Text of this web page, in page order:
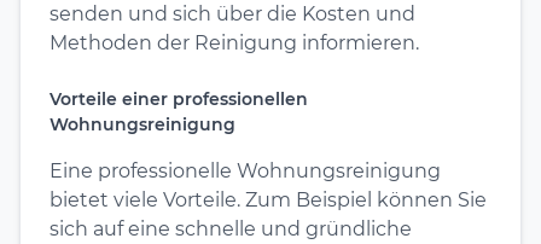
senden und sich über die Kosten und
Methoden der Reinigung informieren.
Vorteile einer professionellen
Wohnungsreinigung
Eine professionelle Wohnungsreinigung
bietet viele Vorteile. Zum Beispiel können Sie
sich auf eine schnelle und gründliche